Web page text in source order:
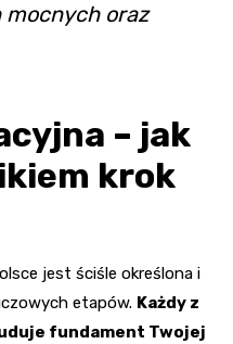
mocnych oraz
– jak
krok
jest ściśle określona i
etapów. Każdy z
fundament Twojej